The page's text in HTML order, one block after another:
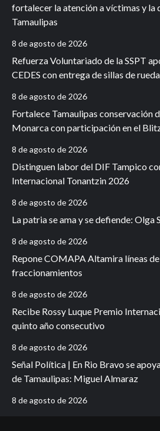
fortalecer la atención a víctimas y la
Tamaulipas
8 de agosto de 2026
Refuerza Voluntariado de la SSPT
CEDES con entrega de sillas de
8 de agosto de 2026
Fortalece Tamaulipas conservación
Monarca con participación en el
8 de agosto de 2026
Distinguen labor del DIF Tampico
Internacional Tonantzin 2026
8 de agosto de 2026
La patria se ama y se defiende: Olga
8 de agosto de 2026
Repone COMAPA Altamira líneas
fraccionamientos
8 de agosto de 2026
Recibe Rossy Luque Premio
quinto año consecutivo
8 de agosto de 2026
Señal Política | En Rio Bravo se
de Tamaulipas: Miguel Almaraz
8 de agosto de 2026